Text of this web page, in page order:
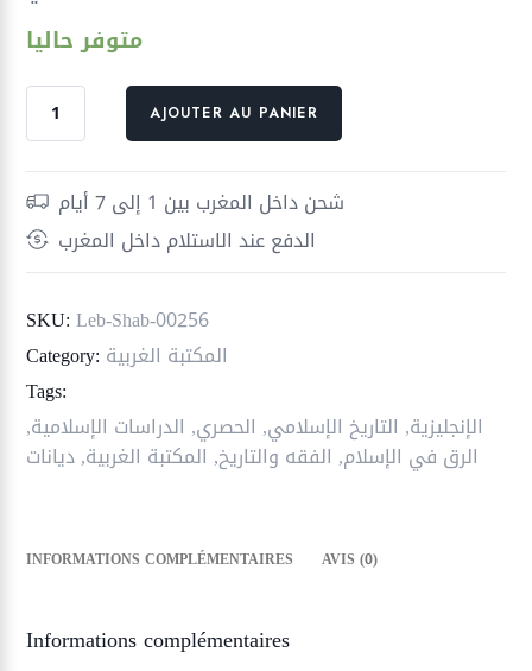
متوفر حاليا
quantité
والرق
AJOUTER AU PANIER
شحن داخل المغرب بين 1 إلى 7 أيام
الدفع عند الاستلام داخل المغرب
SKU: Leb-Shab-00256
Category: المكتبة الغربية
Tags:
الإنجليزية, التاريخ الإسلامي, الحصري, الدراسات الإسلامية,
الرق في الإسلام, الفقه والتاريخ, المكتبة الغربية,ديانات
INFORMATIONS COMPLÉMENTAIRES AVIS (0)
Informations complémentaires